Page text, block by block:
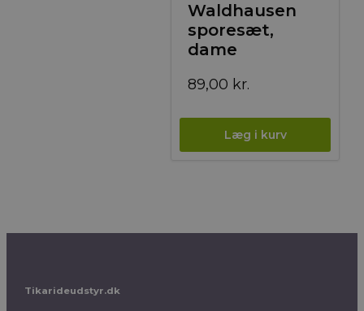
Waldhausen
sporesæt,
dame
89,00 kr.
Tikarideudstyr.dk